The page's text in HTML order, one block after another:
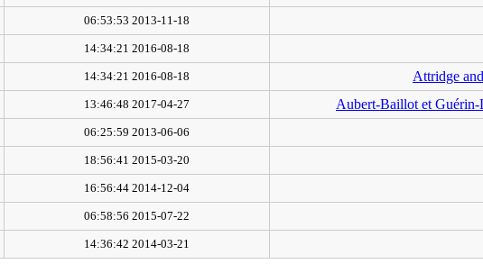
2013-11-18 06:53:53
2016-08-18 14:34:21
Attridge
2016-08-18 14:34:21
Aubert-Baillot et
2017-04-27 13:46:48
2013-06-06 06:25:59
2015-03-20 18:56:41
2014-12-04 16:56:44
2015-07-22 06:58:56
2014-03-21 14:36:42